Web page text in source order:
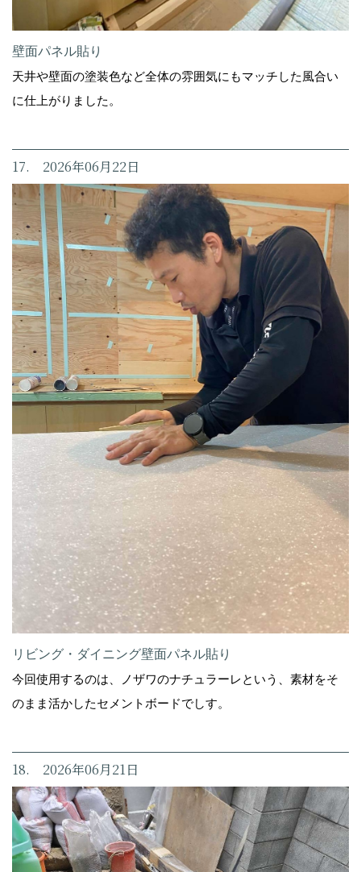
壁面パネル貼り
天井や壁面の塗装色など全体の雰囲気にもマッチした風合い
に仕上がりました。
17. 2026年06月22日
リビング・ダイニング壁面パネル貼り
今回使用するのは、ノザワのナチュラーレという、素材をそ
のまま活かしたセメントボードでしす。
18. 2026年06月21日